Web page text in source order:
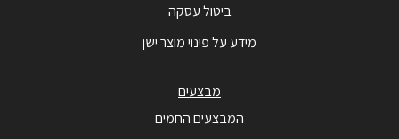
ביטול עסקה
מידע על פינוי מוצר ישן
מבצעים
המבצעים החמים